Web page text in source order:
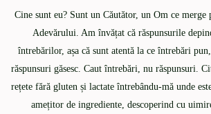
Cine sunt eu? Sunt un Căutător, un Om ce merge
Adevărului. Am învățat că răspunsurile
întrebărilor, așa că sunt atentă la ce întrebări
răspunsuri găsesc. Caut întrebări, nu răspunsuri.
rețete fără gluten și lactate întrebându-mă unde
amețitor de ingrediente, descoperind cu